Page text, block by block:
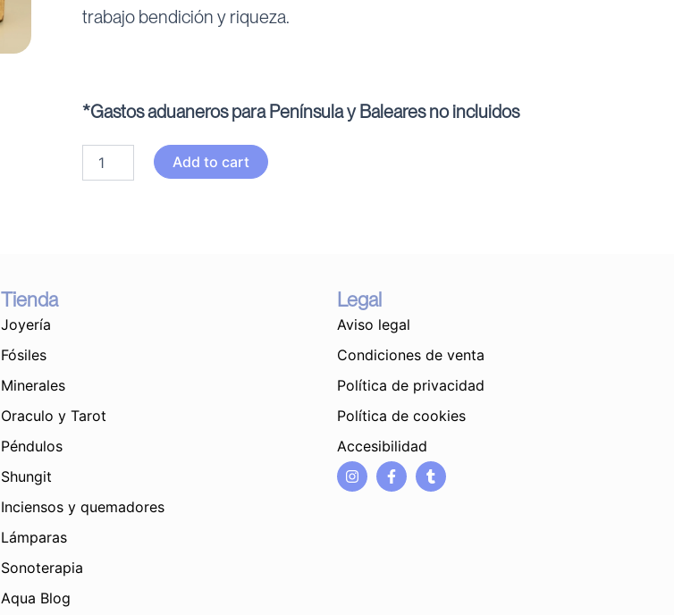
trabajo bendición y riqueza.
*Gastos aduaneros para Península y Baleares no incluidos
miel
Add to cart
Tienda
Joyería
Fósiles
Minerales
Oraculo y Tarot
Péndulos
Shungit
Inciensos y quemadores
Lámparas
Sonoterapia
Aqua Blog
Legal
Aviso legal
Condiciones de venta
Política de privacidad
Política de cookies
Accesibilidad
I
n
F
a
T
u